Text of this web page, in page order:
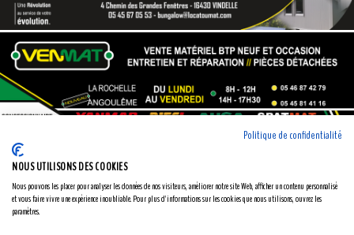
Politique de confidentialité
NOUS UTILISONS DES COOKIES
Nous pouvons les placer pour analyser les données de nos visiteurs, améliorer notre site Web, afficher un contenu personnalisé
et vous faire vivre une expérience inoubliable. Pour plus d'informations sur les cookies que nous utilisons, ouvrez les
paramètres.